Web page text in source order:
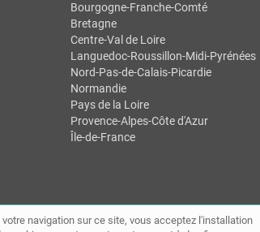
Bourgogne-Franche-Comté
Bretagne
Centre-Val de Loire
Languedoc-Roussillon-Midi-Pyrénées
Nord-Pas-de-Calais-Picardie
Normandie
Pays de la Loire
Provence-Alpes-Côte d'Azur
Île-de-France
votre navigation sur ce site, vous acceptez l'installation